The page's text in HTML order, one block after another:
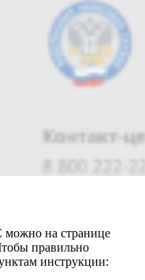
на странице
правильно
инструкции: